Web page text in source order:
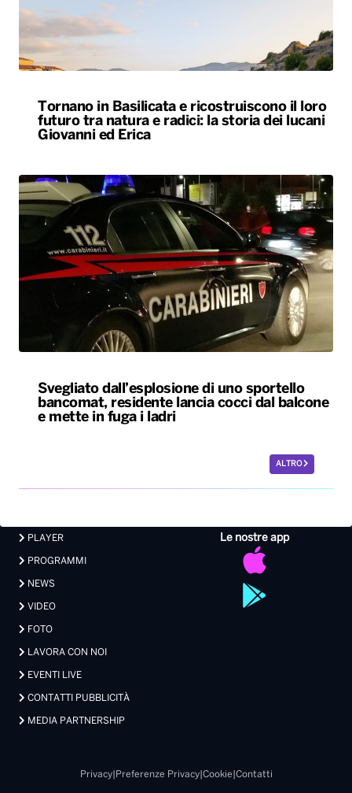
Tornano in Basilicata e ricostruiscono il loro
futuro tra natura e radici: la storia dei lucani
Giovanni ed Erica
Svegliato dall’esplosione di uno sportello
bancomat, residente lancia cocci dal balcone
e mette in fuga i ladri
ALTRO
Le nostre app
PLAYER
PROGRAMMI
NEWS
VIDEO
FOTO
LAVORA CON NOI
EVENTI LIVE
CONTATTI PUBBLICITÀ
MEDIA PARTNERSHIP
Privacy| Preferenze Privacy| Cookie Contatti